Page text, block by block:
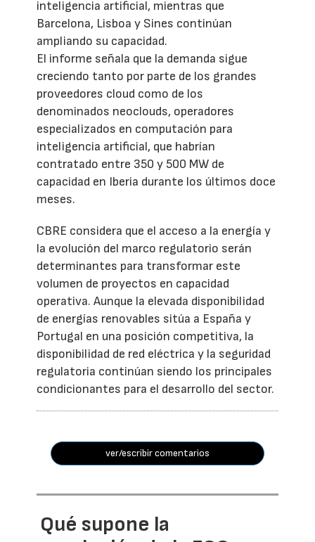
inteligencia artificial, mientras que
Barcelona, Lisboa y Sines continúan
ampliando su capacidad.
El informe señala que la demanda sigue
creciendo tanto por parte de los grandes
proveedores cloud como de los
denominados neoclouds, operadores
especializados en computación para
inteligencia artificial, que habrían
contratado entre 350 y 500 MW de
capacidad en Iberia durante los últimos doce
meses.
CBRE considera que el acceso a la energía y
la evolución del marco regulatorio serán
determinantes para transformar este
volumen de proyectos en capacidad
operativa. Aunque la elevada disponibilidad
de energías renovables sitúa a España y
Portugal en una posición competitiva, la
disponibilidad de red eléctrica y la seguridad
regulatoria continúan siendo los principales
condicionantes para el desarrollo del sector.
ver/escribir comentarios
Qué supone la